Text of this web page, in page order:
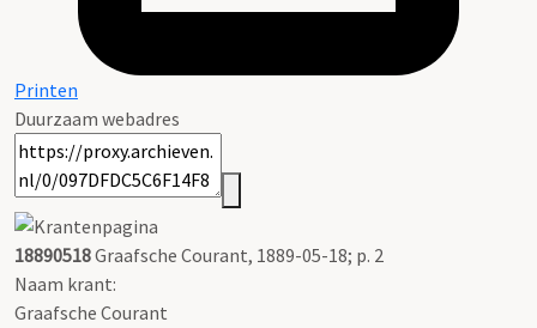
Printen
Duurzaam webadres
18890518Graafsche Courant, 1889-05-18; p. 2
Naam krant:
Graafsche Courant